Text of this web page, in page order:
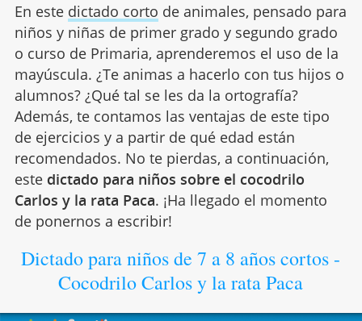
En este dictado corto de animales, pensado para
niños y niñas de primer grado y segundo grado
o curso de Primaria, aprenderemos el uso de la
mayúscula. ¿Te animas a hacerlo con tus hijos o
alumnos? ¿Qué tal se les da la ortografía?
Además, te contamos las ventajas de este tipo
de ejercicios y a partir de qué edad están
recomendados. No te pierdas, a continuación,
este dictado para niños sobre el cocodrilo
Carlos y la rata Paca. ¡Ha llegado el momento
de ponernos a escribir!
Dictado para niños de 7 a 8 años cortos -
Cocodrilo Carlos y la rata Paca